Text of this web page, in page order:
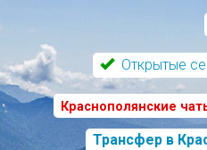
Открытые
Краснополянские
Трансфер в